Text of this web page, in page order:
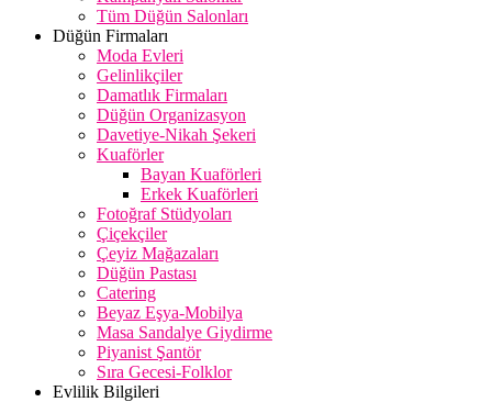
Tüm Düğün Salonları
Düğün Firmaları
Moda Evleri
Gelinlikçiler
Damatlık Firmaları
Düğün Organizasyon
Davetiye-Nikah Şekeri
Kuaförler
Bayan Kuaförleri
Erkek Kuaförleri
Fotoğraf Stüdyoları
Çiçekçiler
Çeyiz Mağazaları
Düğün Pastası
Catering
Beyaz Eşya-Mobilya
Masa Sandalye Giydirme
Piyanist Şantör
Sıra Gecesi-Folklor
Evlilik Bilgileri